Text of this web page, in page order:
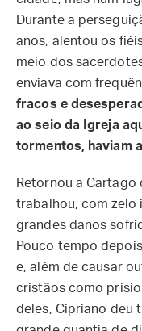
Durante a
anos, alentou os
meio dos
enviava com
fracos e
ao seio da Igreja
tormentos, haviam
Retornou a Cartago
trabalhou, com zelo
grandes danos
Pouco tempo
e, além de causar
cristãos como
deles, Cipriano deu